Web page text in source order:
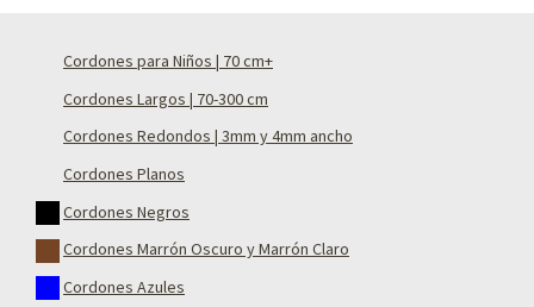
Cordones para Niños | 70 cm+
Cordones Largos | 70-300 cm
Cordones Redondos | 3mm y 4mm ancho
Cordones Planos
Cordones Negros
Cordones Marrón Oscuro y Marrón Claro
Cordones Azules